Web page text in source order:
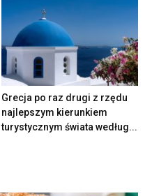
Grecja po raz drugi z rzędu
najlepszym kierunkiem
turystycznym świata według...